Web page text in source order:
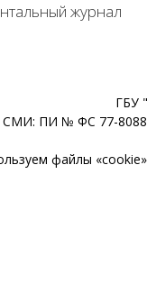
журнал
ГБУ
СМИ: ПИ № ФС 77-
файлы «cookie»